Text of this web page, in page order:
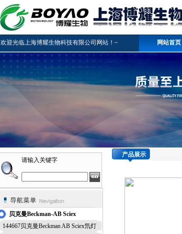
欢迎光临上海博耀生物科技有限公司网站！~ 网站首页
请输入关键字
贝克曼Beckman-AB Sciex
144667贝克曼Beckman AB Sciex氘灯
产品展示